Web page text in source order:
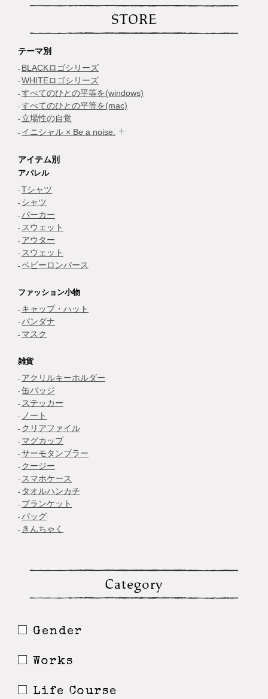
STORE
テーマ別
BLACKロゴシリーズ
WHITEロゴシリーズ
すべてのひとの平等を(windows)
すべてのひとの平等を(mac)
立場性の自覚
イニシャル × Be a noise.
アイテム別
アパレル
Tシャツ
シャツ
パーカー
スウェット
アウター
スウェット
ベビーロンパース
ファッション小物
キャップ・ハット
バンダナ
マスク
雑貨
アクリルキーホルダー
缶バッジ
ステッカー
ノート
クリアファイル
マグカップ
サーモタンブラー
クージー
スマホケース
タオルハンカチ
ブランケット
バッグ
きんちゃく
Category
Gender
Works
Life Course